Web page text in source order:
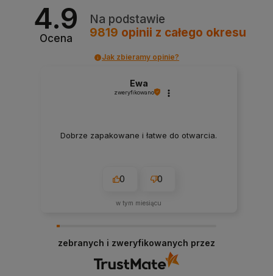
4.9
Ocena
Na podstawie
9819 opinii z całego okresu
Jak zbieramy opinie?
Ewa
zweryfikowano
Dobrze zapakowane i łatwe do otwarcia.
0 0
w tym miesiącu
zebranych i zweryfikowanych przez